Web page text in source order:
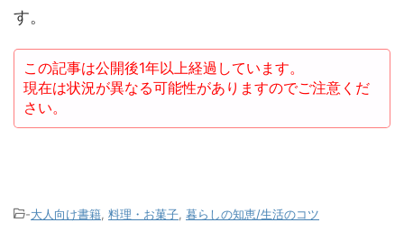
す。
この記事は公開後1年以上経過しています。
現在は状況が異なる可能性がありますのでご注意くだ
さい。
-大人向け書籍 料理・お菓子 暮らしの知恵/生活のコツ